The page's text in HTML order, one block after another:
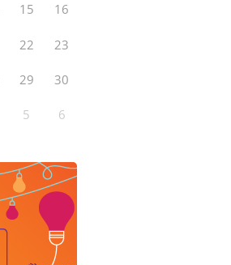
15 16
22 23
29 30
5 6